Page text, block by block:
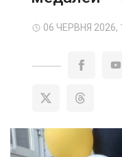
06 ЧЕРВНЯ 2026,